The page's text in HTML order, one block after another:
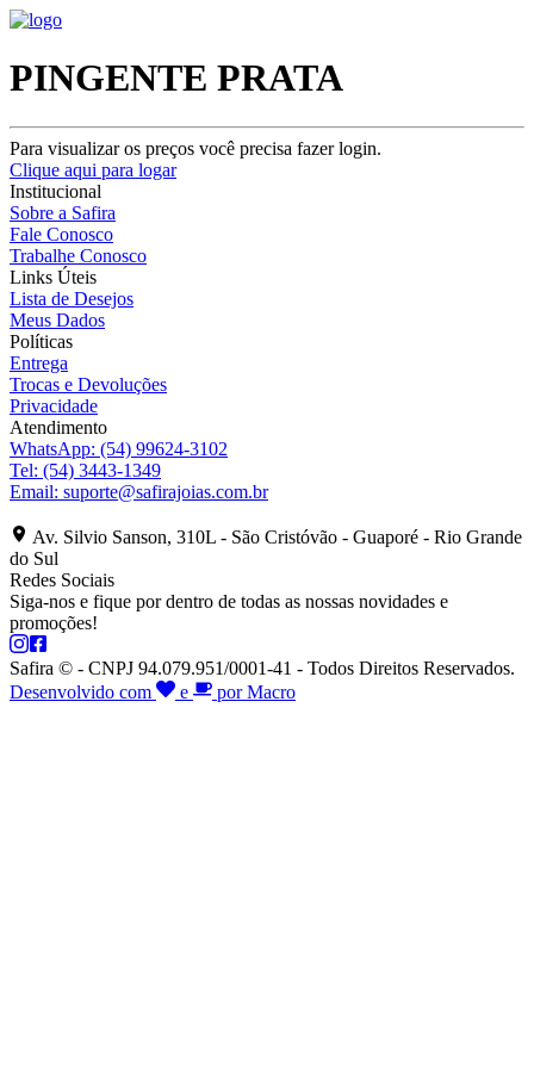
PINGENTE PRATA
Para visualizar os preços você precisa fazer login.
Clique aqui para logar
Institucional
Sobre a Safira
Fale Conosco
Trabalhe Conosco
Links Úteis
Lista de Desejos
Meus Dados
Políticas
Entrega
Trocas e Devoluções
Privacidade
Atendimento
WhatsApp: (54) 99624-3102
Tel: (54) 3443-1349
Email: suporte@safirajoias.com.br
Av. Silvio Sanson, 310L - São Cristóvão - Guaporé - Rio Grande
do Sul
Redes Sociais
Siga-nos e fique por dentro de todas as nossas novidades e
promoções!
Safira © - CNPJ 94.079.951/0001-41 - Todos Direitos Reservados.
Desenvolvido com
e por Macro